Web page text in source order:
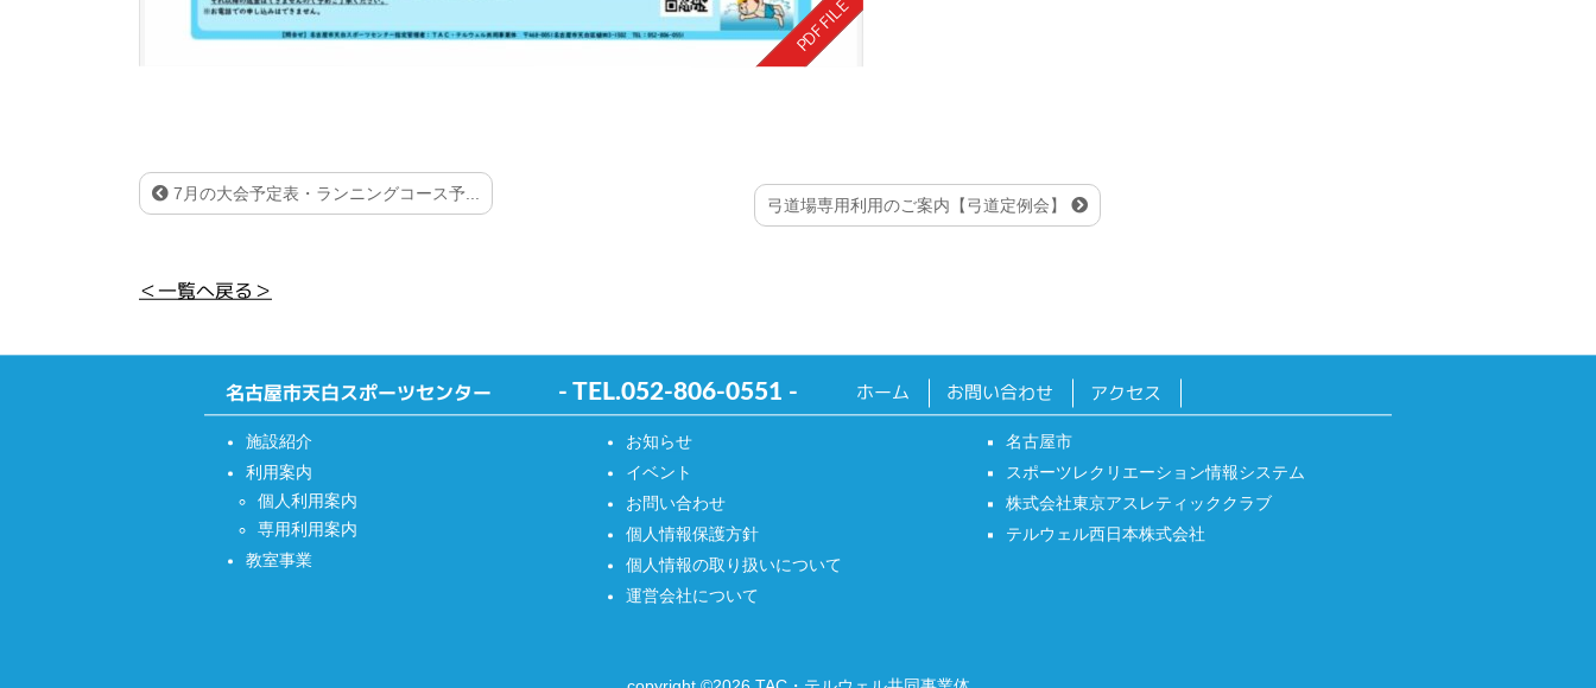
7月の大会予定表・ランニングコース予...
弓道場専用利用のご案内【弓道定例会】
＜一覧へ戻る＞
名古屋市天白スポーツセンター - TEL.052-806-0551 - ホーム お問い合わせ アクセス
施設紹介
利用案内
個人利用案内
専用利用案内
教室事業
お知らせ
イベント
お問い合わせ
個人情報保護方針
個人情報の取り扱いについて
運営会社について
名古屋市
スポーツレクリエーション情報システム
株式会社東京アスレティッククラブ
テルウェル西日本株式会社